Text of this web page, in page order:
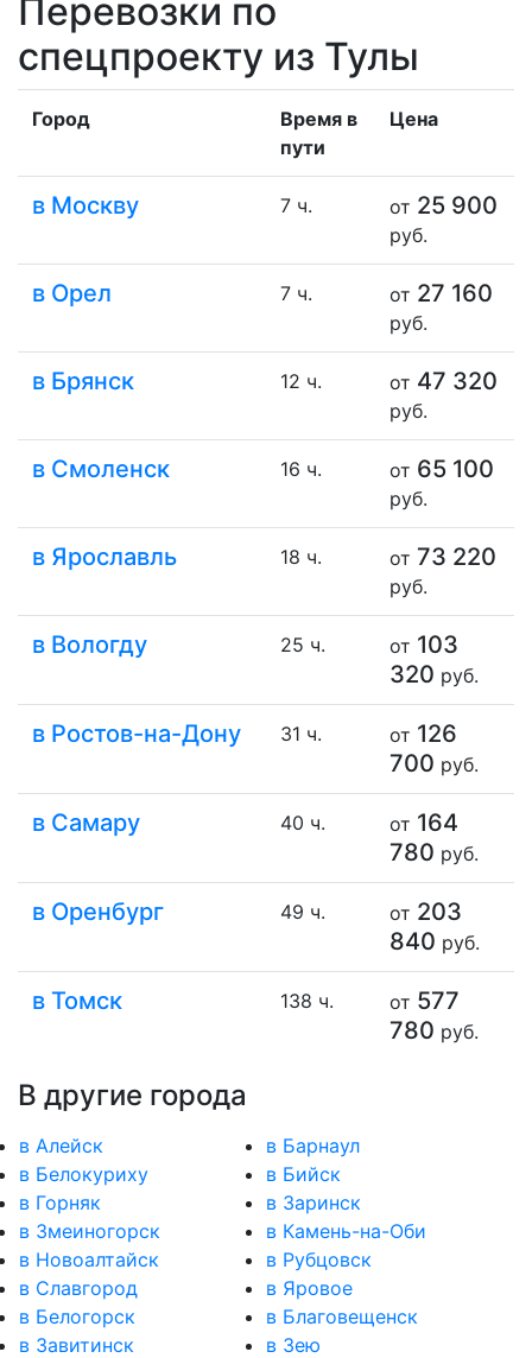
Перевозки по
спецпроекту из Тулы
Город
Время в
пути
Цена
в Москву 7 ч. от 25 900
руб.
в Орел 7 ч. от 27 160
руб.
в Брянск 12 ч. от 47 320
руб.
в Смоленск 16 ч. от 65 100
руб.
в Ярославль 18 ч. от 73 220
руб.
в Вологду 25 ч. от 103
320 руб.
в Ростов-на-Дону 31 ч. от 126
700 руб.
в Самару 40 ч. от 164
780 руб.
в Оренбург 49 ч. от 203
840 руб.
в Томск 138 ч. от 577
780 руб.
В другие города
в Алейск
в Барнаул
в Белокуриху
в Бийск
в Горняк
в Заринск
в Змеиногорск
в Камень-на-Оби
в Новоалтайск
в Рубцовск
в Славгород
в Яровое
в Белогорск
в Благовещенск
в Завитинск
в Зею